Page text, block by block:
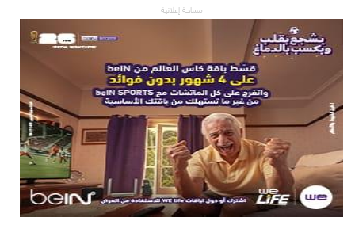
مساحة إعلانية